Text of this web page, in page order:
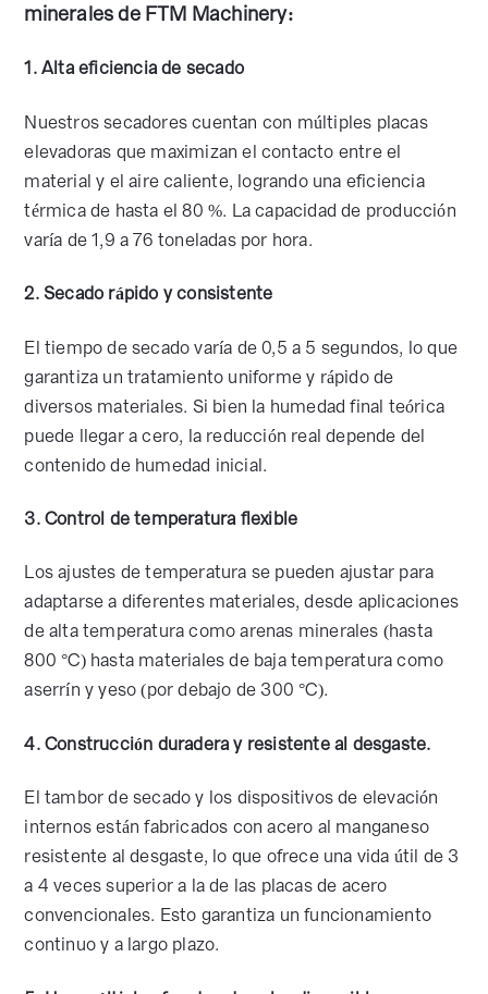
minerales de FTM Machinery:
1. Alta eficiencia de secado
Nuestros secadores cuentan con múltiples placas
elevadoras que maximizan el contacto entre el
material y el aire caliente, logrando una eficiencia
térmica de hasta el 80 %. La capacidad de producción
varía de 1,9 a 76 toneladas por hora.
2. Secado rápido y consistente
El tiempo de secado varía de 0,5 a 5 segundos, lo que
garantiza un tratamiento uniforme y rápido de
diversos materiales. Si bien la humedad final teórica
puede llegar a cero, la reducción real depende del
contenido de humedad inicial.
3. Control de temperatura flexible
Los ajustes de temperatura se pueden ajustar para
adaptarse a diferentes materiales, desde aplicaciones
de alta temperatura como arenas minerales (hasta
800 °C) hasta materiales de baja temperatura como
aserrín y yeso (por debajo de 300 °C).
4. Construcción duradera y resistente al desgaste.
El tambor de secado y los dispositivos de elevación
internos están fabricados con acero al manganeso
resistente al desgaste, lo que ofrece una vida útil de 3
a 4 veces superior a la de las placas de acero
convencionales. Esto garantiza un funcionamiento
continuo y a largo plazo.